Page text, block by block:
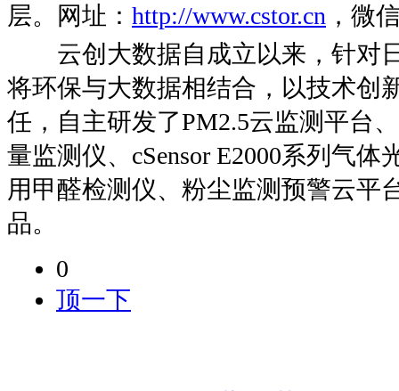
层。网址： http://www.cstor.cn ，微
云创大数据自成立以来，针对
将环保与大数据相结合，以技术创
任，自主研发了PM2.5云监测平台、
量监测仪、cSensor E2000系列气
用甲醛检测仪、粉尘监测预警云平
品。
0
顶一下